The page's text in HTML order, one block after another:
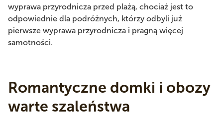
wyprawa przyrodnicza przed plażą, chociaż jest to
odpowiednie dla podróżnych, którzy odbyli już
pierwsze wyprawa przyrodnicza i pragną więcej
samotności.
Romantyczne domki i obozy
warte szaleństwa